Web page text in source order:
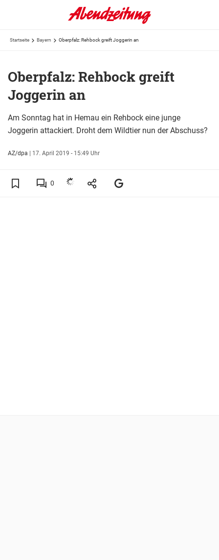
Startseite Bayern Oberpfalz: Rehbock greift Joggerin an
Oberpfalz: Rehbock greift
Joggerin an
Am Sonntag hat in Hemau ein Rehbock eine junge
Joggerin attackiert. Droht dem Wildtier nun der Abschuss?
AZ/dpa | 17. April 2019 - 15:49 Uhr
0